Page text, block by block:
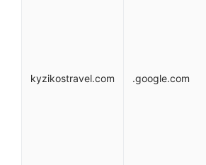
kyzikostravel.com .google.com